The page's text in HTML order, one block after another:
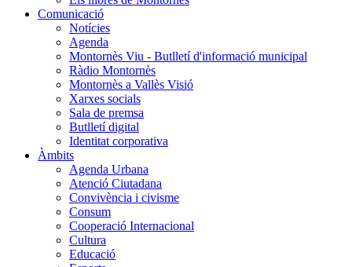
Comunicació
Notícies
Agenda
Montornès Viu - Butlletí d'informació municipal
Ràdio Montornès
Montornès a Vallès Visió
Xarxes socials
Sala de premsa
Butlletí digital
Identitat corporativa
Àmbits
Agenda Urbana
Atenció Ciutadana
Convivència i civisme
Consum
Cooperació Internacional
Cultura
Educació